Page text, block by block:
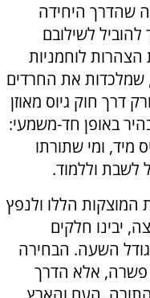
שהדרך היחידה
לשילובם
לוחמניות
שמלכדות את החרדים
דרך חוק גיוס מאוזן
באופן חד-משמעי:
מיד, ומי שתורתו
לשבת וללמוד.
הללו ולנפץ
יבינו חלקים
השעה. הבחירה
פשרה, אלא הדרך